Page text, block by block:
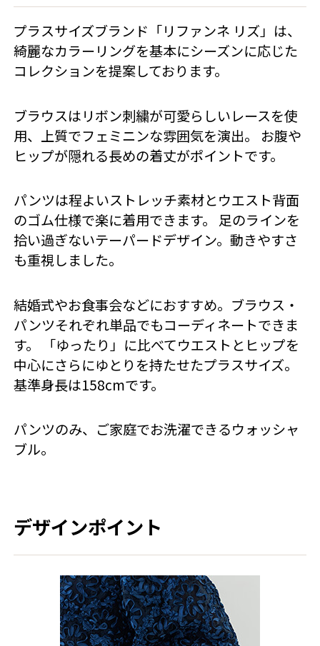
プラスサイズブランド「リファンネ リズ」は、
綺麗なカラーリングを基本にシーズンに応じた
コレクションを提案しております。
ブラウスはリボン刺繍が可愛らしいレースを使
用、上質でフェミニンな雰囲気を演出。 お腹や
ヒップが隠れる長めの着丈がポイントです。
パンツは程よいストレッチ素材とウエスト背面
のゴム仕様で楽に着用できます。 足のラインを
拾い過ぎないテーパードデザイン。動きやすさ
も重視しました。
結婚式やお食事会などにおすすめ。ブラウス・
パンツそれぞれ単品でもコーディネートできま
す。 「ゆったり」に比べてウエストとヒップを
中心にさらにゆとりを持たせたプラスサイズ。
基準身長は158cmです。
パンツのみ、ご家庭でお洗濯できるウォッシャ
ブル。
デザインポイント